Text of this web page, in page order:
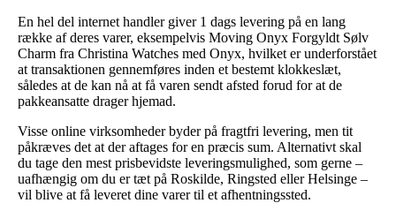
En hel del internet handler giver 1 dags levering på en lang
række af deres varer, eksempelvis Moving Onyx Forgyldt Sølv
Charm fra Christina Watches med Onyx, hvilket er underforstået
at transaktionen gennemføres inden et bestemt klokkeslæt,
således at de kan nå at få varen sendt afsted forud for at de
pakkeansatte drager hjemad.
Visse online virksomheder byder på fragtfri levering, men tit
påkræves det at der aftages for en præcis sum. Alternativt skal
du tage den mest prisbevidste leveringsmulighed, som gerne –
uafhængig om du er tæt på Roskilde, Ringsted eller Helsinge –
vil blive at få leveret dine varer til et afhentningssted.